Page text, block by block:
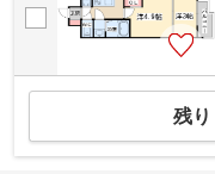
残り